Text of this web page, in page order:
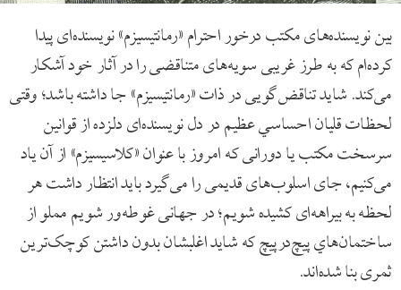
بین نویسنده‌های مکتب درخور احترام «رمانتیسیزم» نویسنده‌ای پیدا
کرده‌ام که به طرز غریبی سویه‌های متناقضی را در آثار خود آشکار
می‌کند. شاید تناقض‌گویی در ذات «رمانتیسیزم» جا داشته باشد؛ وقتی
لحظات قلیان احساسي عظیم در دل نویسنده‌ای دلزده از قوانین
سرسخت مکتب یا دورانی که امروز با عنوان «کلاسیسیزم» از آن یاد
می‌کنیم، جای اسلوب‌های قدیمی را می‌گیرد باید انتظار داشت هر
لحظه به بیراهه‌ای کشیده شویم؛ در جهانی غوطه‌ور شویم مملو از
ساختمان‌هاي پیچ‌در‌پیچ که شاید اغلبشان بدون داشتن کوچک‌ترین
ثمری بنا شده‌اند.